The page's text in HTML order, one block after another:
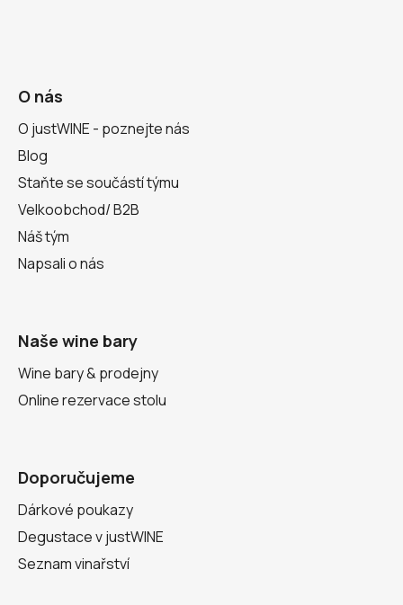
O nás
O justWINE - poznejte nás
Blog
Staňte se součástí týmu
Velkoobchod/ B2B
Náš tým
Napsali o nás
Naše wine bary
Wine bary & prodejny
Online rezervace stolu
Doporučujeme
Dárkové poukazy
Degustace v justWINE
Seznam vinařství